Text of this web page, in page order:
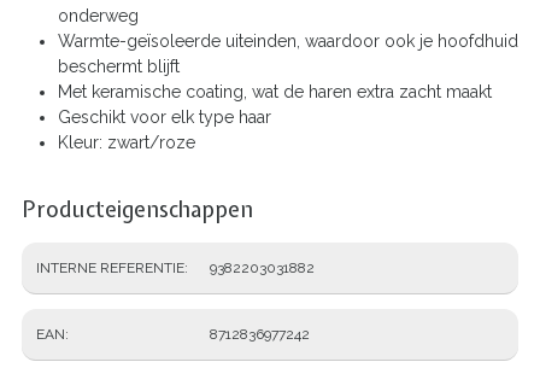
onderweg
Warmte-geïsoleerde uiteinden, waardoor ook je hoofdhuid
beschermt blijft
Met keramische coating, wat de haren extra zacht maakt
Geschikt voor elk type haar
Kleur: zwart/roze
Producteigenschappen
INTERNE REFERENTIE 9382203031882
EAN 8712836977242